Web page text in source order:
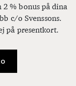
2 % bonus på dina
c/o Svenssons.
på presentkort.